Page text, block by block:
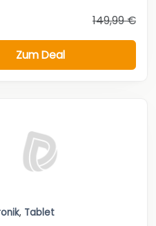
149,99 €
Zum Deal
, Tablet